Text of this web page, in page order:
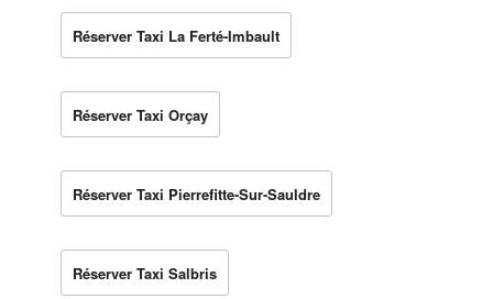
Réserver Taxi La Ferté-Imbault
Réserver Taxi Orçay
Réserver Taxi Pierrefitte-Sur-Sauldre
Réserver Taxi Salbris